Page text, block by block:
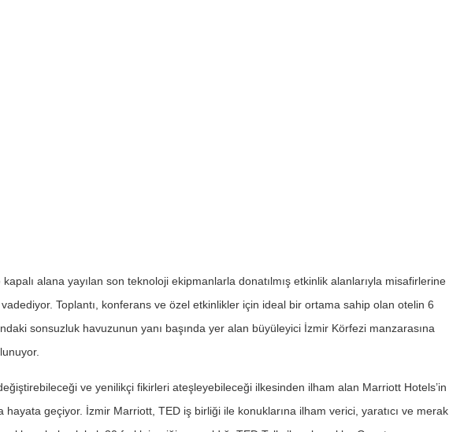
kapalı alana yayılan son teknoloji ekipmanlarla donatılmış etkinlik alanlarıyla misafirlerine
Toplantı, konferans ve özel etkinlikler için ideal bir ortama sahip olan otelin 6
sonsuzluk havuzunun yanı başında yer alan büyüleyici İzmir Körfezi manzarasına
ve yenilikçi fikirleri ateşleyebileceği ilkesinden ilham alan Marriott Hotels’in
hayata geçiyor. İzmir Marriott, TED iş birliği ile konuklarına ilham verici, yaratıcı ve merak